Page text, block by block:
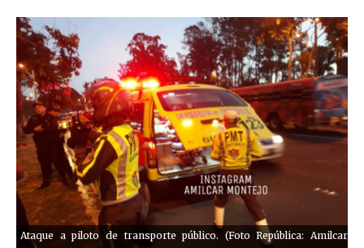
Ataque a piloto de transporte público. (Foto República: Amilcar